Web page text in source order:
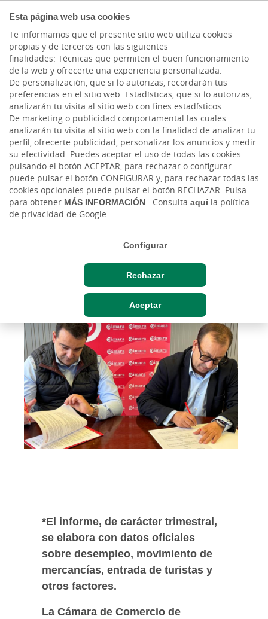
Esta página web usa cookies
Te informamos que el presente sitio web utiliza cookies
propias y de terceros con las siguientes
finalidades: Técnicas que permiten el buen funcionamiento
de la web y ofrecerte una experiencia personalizada.
De personalización, que si lo autorizas, recordarán tus
preferencias en el sitio web. Estadísticas, que si lo autorizas,
analizarán tu visita al sitio web con fines estadísticos.
De marketing o publicidad comportamental las cuales
analizarán tu visita al sitio web con la finalidad de analizar tu
perfil, ofrecerte publicidad, personalizar los anuncios y medir
su efectividad. Puedes aceptar el uso de todas las cookies
pulsando el botón ACEPTAR, para rechazar o configurar
puede pulsar el botón CONFIGURAR y, para rechazar todas las
cookies opcionales puede pulsar el botón RECHAZAR. Pulsa
para obtener MÁS INFORMACIÓN . Consulta aquíla política
de privacidad de Google.
Configurar
Rechazar
Aceptar
Actualidad
Renovada la
colaboración entre
Cajasiete y la Cámara de
Comercio para la
confección del boletín de
coyuntura económica de
Jue, 11/01/2024 - 12:00
*El informe, de carácter trimestral,
se elabora con datos oficiales
sobre desempleo, movimiento de
mercancías, entrada de turistas y
otros factores.
La Cámara de Comercio de